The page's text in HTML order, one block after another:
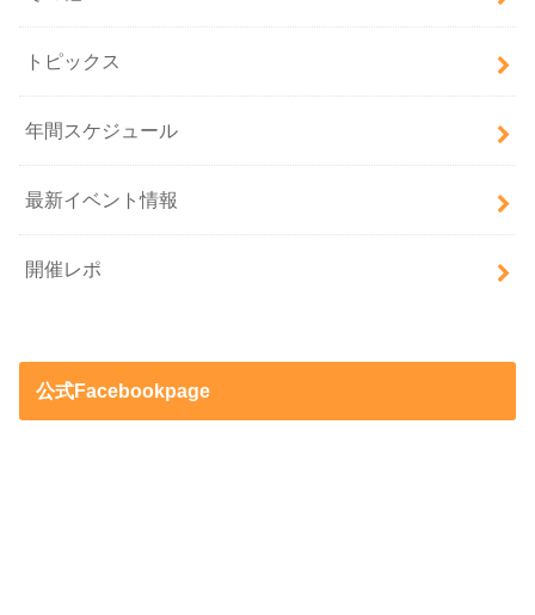
トピックス
年間スケジュール
最新イベント情報
開催レポ
公式Facebookpage